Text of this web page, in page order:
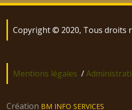
Copyright © 2020, Tous droits
Mentions légales /
Création BM INFO SERVICES